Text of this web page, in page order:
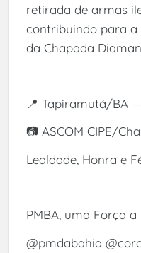
retirada de armas
contribuindo para
da Chapada
📍 Tapiramutá/BA
📷 ASCOM CIPE/
Lealdade, Honra e
PMBA, uma Força
@pmdabahia